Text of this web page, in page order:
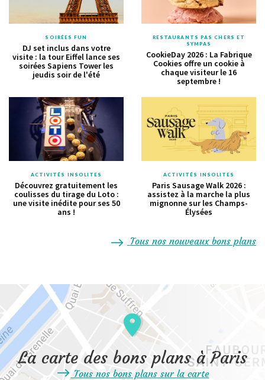
SOIRÉES FUN
DJ set inclus dans votre
visite : la tour Eiffel lance ses
soirées Sapiens Tower les
jeudis soir de l'été
RESTAURANTS PAS CHERS ET
SYMPAS
CookieDay 2026 : La Fabrique
Cookies offre un cookie à
chaque visiteur le 16
septembre !
ACTIVITÉS INSOLITES
Découvrez gratuitement les
coulisses du tirage du Loto :
une visite inédite pour ses 50
ans !
ACTIVITÉS INSOLITES
Paris Sausage Walk 2026 :
assistez à la marche la plus
mignonne sur les Champs-
Élysées
Tous nos nouveaux bons plans
La carte des bons plans à Paris
Tous nos bons plans sur la carte